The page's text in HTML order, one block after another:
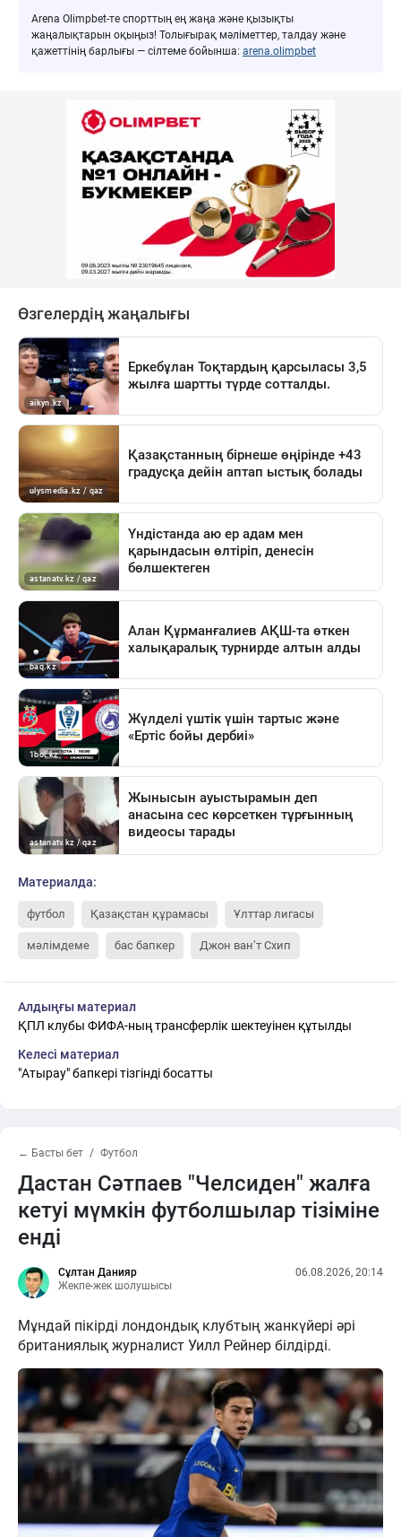
Arena Olimpbet-те спорттың ең жаңа және қызықты
жаңалықтарын оқыңыз! Толығырақ мәліметтер, талдау және
қажеттінің барлығы — сілтеме бойынша: arena.olimpbet
Материалда:
футбол Қазақстан құрамасы Ұлттар лигасы
мәлімдеме бас бапкер Джон ван’т Схип
Алдыңғы материал
ҚПЛ клубы ФИФА-ның трансферлік шектеуінен құтылды
Келесі материал
"Атырау" бапкері тізгінді босатты
← Басты бет Футбол
Дастан Сәтпаев "Челсиден" жалға
кетуі мүмкін футболшылар тізіміне
енді
Сұлтан Данияр
Жекпе-жек шолушысы
06.08.2026, 20:14
Мұндай пікірді лондондық клубтың жанкүйері әрі
британиялық журналист Уилл Рейнер білдірді.